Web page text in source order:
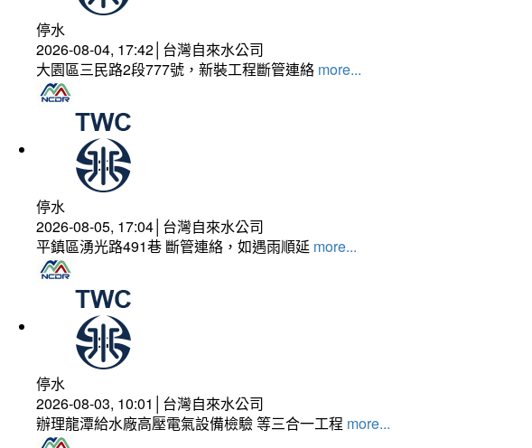
停水
2026-08-04, 17:42│台灣自來水公司
大園區三民路2段777號，新裝工程斷管連絡 more...
停水
2026-08-05, 17:04│台灣自來水公司
平鎮區湧光路491巷 斷管連絡，如遇雨順延 more...
停水
2026-08-03, 10:01│台灣自來水公司
辦理龍潭給水廠高壓電氣設備檢驗 等三合一工程 more...